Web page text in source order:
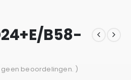
B58-
geen beoordelingen. )